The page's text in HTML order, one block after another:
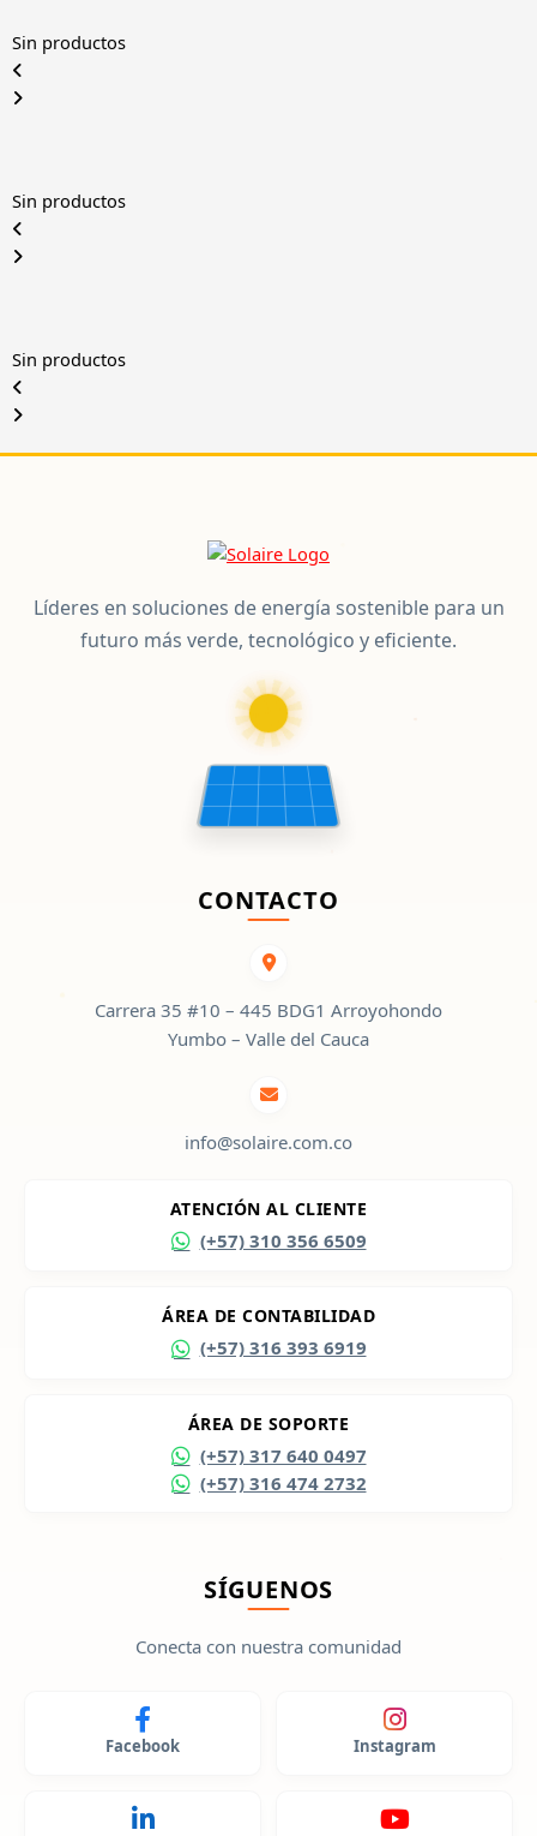
Sin productos
Sin productos
Sin productos
Líderes en soluciones de energía sostenible para un
futuro más verde, tecnológico y eficiente.
CONTACTO
Carrera 35 #10 – 445 BDG1 Arroyohondo
Yumbo – Valle del Cauca
info@solaire.com.co
ATENCIÓN AL CLIENTE
(+57) 310 356 6509
ÁREA DE CONTABILIDAD
(+57) 316 393 6919
ÁREA DE SOPORTE
(+57) 317 640 0497
(+57) 316 474 2732
SÍGUENOS
Conecta con nuestra comunidad
Facebook Instagram